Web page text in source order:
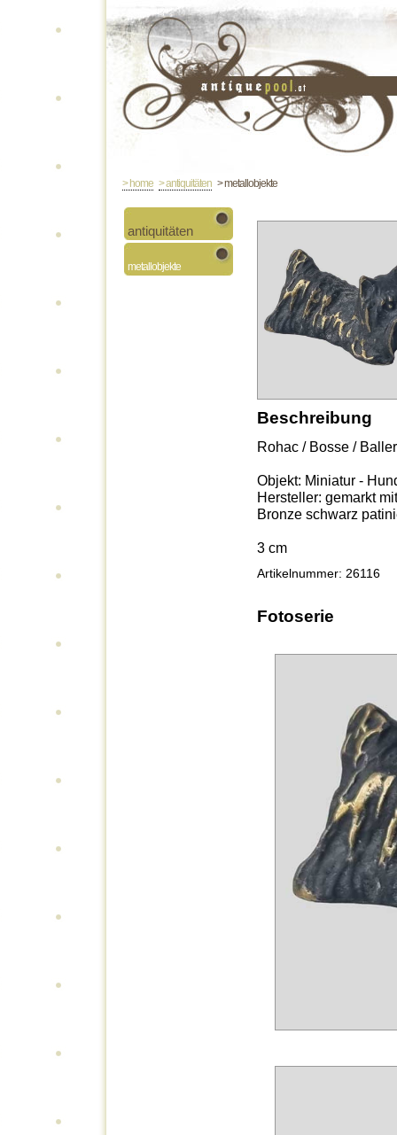
> home > antiquitäten > metallobjekte
antiquitäten
metallobjekte
Beschreibung
Rohac / Bosse /
Objekt: Miniatur -
Hersteller: gemarkt
Bronze schwarz
3 cm
Artikelnummer: 26116
Fotoserie